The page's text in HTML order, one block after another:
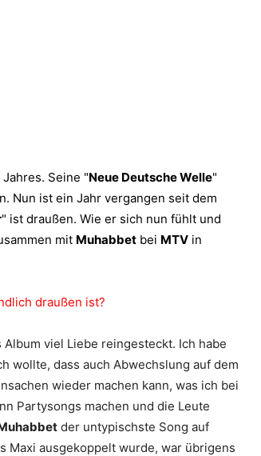
Seine "Neue Deutsche Welle"
Nun ist ein Jahr vergangen seit dem
" ist draußen. Wie er sich nun fühlt und
mit Muhabbet bei MTV in
draußen ist?
viel Liebe reingesteckt. Ich habe
wollte, dass auch Abwechslung auf dem
wieder machen kann, was ich bei
Partysongs machen und die Leute
der untypischste Song auf
Maxi ausgekoppelt wurde, war übrigens